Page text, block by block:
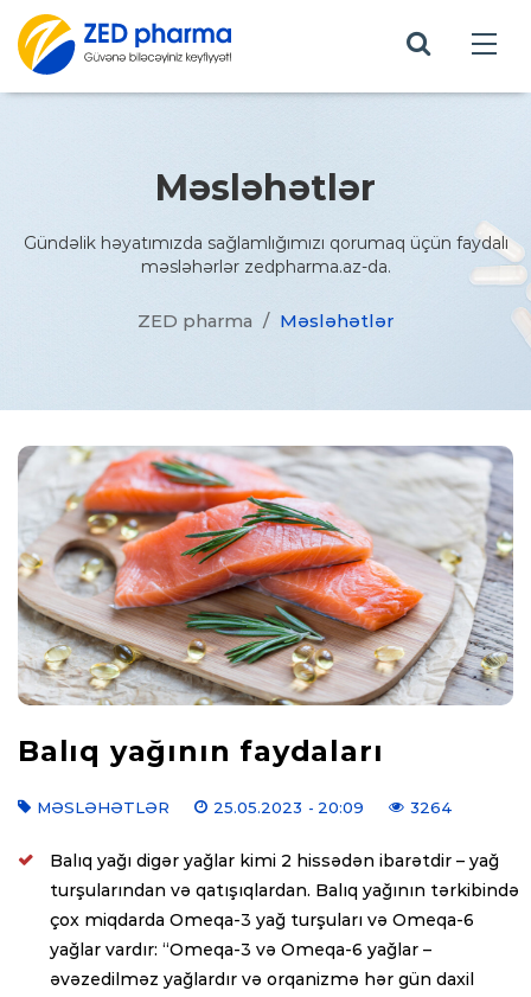
Məsləhətlər
Gündəlik həyatımızda sağlamlığımızı qorumaq üçün faydalı
məsləhərlər zedpharma.az-da.
ZED pharma / Məsləhətlər
Balıq yağının faydaları
MƏSLƏHƏTLƏR 25.05.2023 - 20:09 3264
Balıq yağı digər yağlar kimi 2 hissədən ibarətdir – yağ
turşularından və qatışıqlardan. Balıq yağının tərkibində
çox miqdarda Omeqa-3 yağ turşuları və Omeqa-6
yağlar vardır: “Omeqa-3 və Omeqa-6 yağlar –
əvəzedilməz yağlardır və orqanizmə hər gün daxil